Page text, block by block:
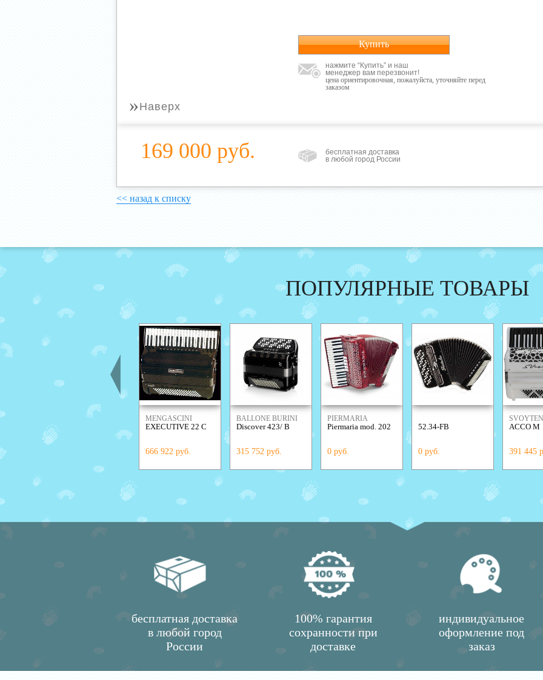
Купить
нажмите “Купить” и наш
менеджер вам перезвонит!
цена ориентировочная, пожалуйста, уточняйте перед
заказом
» Наверх
169 000 руб.
бесплатная доставка
в любой город России
<< назад к списку
ПОПУЛЯРНЫЕ ТОВАРЫ
MENGASCINI
EXECUTIVE 22 C
666 922 руб.
BALLONE BURINI
Discover 423/ B
315 752 руб.
PIERMARIA
Piermaria mod. 202
0 руб.
52.34-FB
0 руб.
ACCO M
391 445
бесплатная доставка
в любой город
России
100% гарантия
сохранности при
доставке
индивидуальное
оформление под
заказ